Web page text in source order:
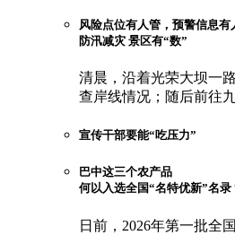
风险点位有人管，预警信息
防汛减灾 景区有“数”
清晨，沿着光荣大坝一
查岸线情况；随后前往
宣传干部要能“吃压力”
巴中这三个农产品
何以入选全国“名特优新”名录
日前，2026年第一批全